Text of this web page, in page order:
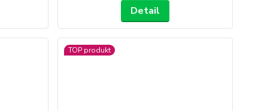
Detail
TOP produkt